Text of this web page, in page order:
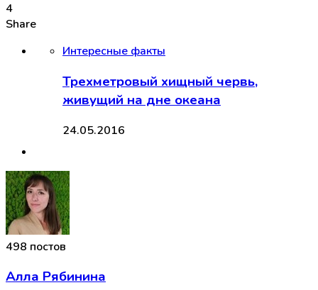
4
Share
Интересные факты
Трехметровый хищный червь,
живущий на дне океана
24.05.2016
498 постов
Алла Рябинина